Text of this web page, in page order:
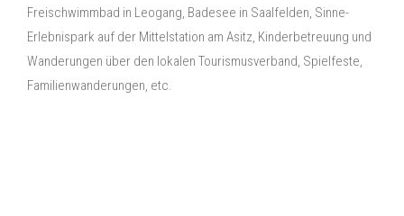
Freischwimmbad in Leogang, Badesee in Saalfelden, Sinne-
Erlebnispark auf der Mittelstation am Asitz, Kinderbetreuung und
Wanderungen über den lokalen Tourismusverband, Spielfeste,
Familienwanderungen, etc.